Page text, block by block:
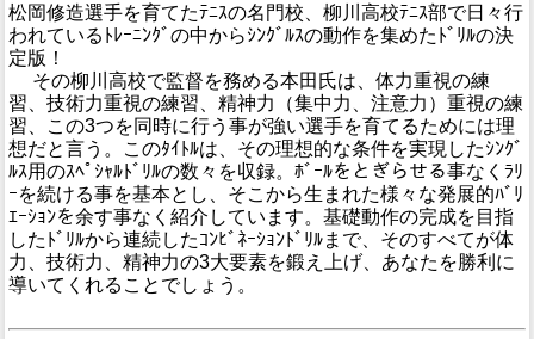
松岡修造選手を育てたﾃﾆｽの名門校、柳川高校ﾃﾆｽ部で日々行
われているﾄﾚｰﾆﾝｸﾞの中からｼﾝｸﾞﾙｽの動作を集めたﾄﾞﾘﾙの決
定版！
その柳川高校で監督を務める本田氏は、体力重視の練
習、技術力重視の練習、精神力（集中力、注意力）重視の練
習、この3つを同時に行う事が強い選手を育てるためには理
想だと言う。このﾀｲﾄﾙは、その理想的な条件を実現したｼﾝｸﾞ
ﾙｽ用のｽﾍﾟｼｬﾙﾄﾞﾘﾙの数々を収録。ﾎﾞｰﾙをとぎらせる事なくﾗﾘ
ｰを続ける事を基本とし、そこから生まれた様々な発展的ﾊﾞﾘ
ｴｰｼｮﾝを余す事なく紹介しています。基礎動作の完成を目指
したﾄﾞﾘﾙから連続したｺﾝﾋﾞﾈｰｼｮﾝﾄﾞﾘﾙまで、そのすべてが体
力、技術力、精神力の3大要素を鍛え上げ、あなたを勝利に
導いてくれることでしょう。